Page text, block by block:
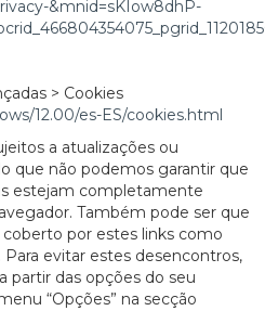
&mnid=sKIow8dhP-
> Cookies
12.00/es-ES/cookies.html
a atualizações ou
que não podemos garantir que
estejam completamente
Também pode ser que
por estes links como
Para evitar estes desencontros,
partir das opções do seu
“Opções” na secção